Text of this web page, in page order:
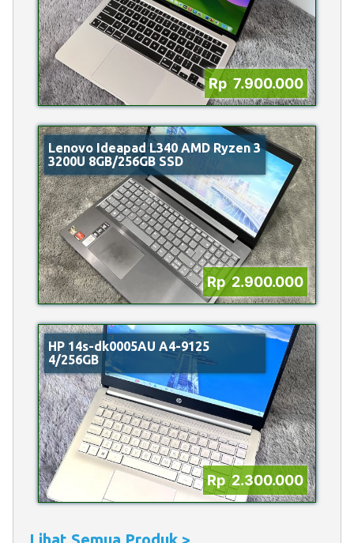
Rp 7.900.000
Lenovo Ideapad L340 AMD Ryzen 3
3200U 8GB/256GB SSD
Rp 2.900.000
HP 14s-dk0005AU A4-9125
4/256GB
Rp 2.300.000